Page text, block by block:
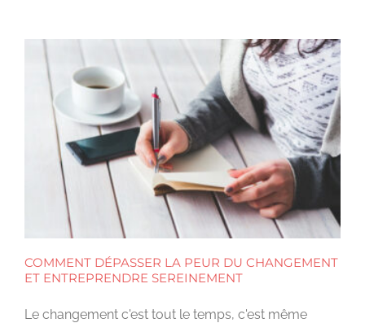
COMMENT DÉPASSER LA PEUR DU CHANGEMENT
ET ENTREPRENDRE SEREINEMENT
Le changement c'est tout le temps, c'est même